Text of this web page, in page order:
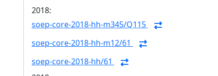
2018:
soep-core-2018-hh-m345/Q115
soep-core-2018-hh-m12/61
soep-core-2018-hh/61